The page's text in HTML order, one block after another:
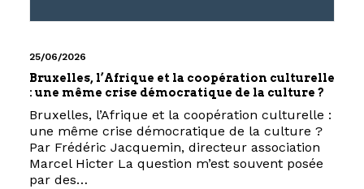
25/06/2026
Bruxelles, l’Afrique et la coopération culturelle
: une même crise démocratique de la culture ?
Bruxelles, l’Afrique et la coopération culturelle :
une même crise démocratique de la culture ?
Par Frédéric Jacquemin, directeur association
Marcel Hicter La question m’est souvent posée
par des…